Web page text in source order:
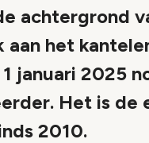
achtergrond
het
januari 2025
Het is de
2010.